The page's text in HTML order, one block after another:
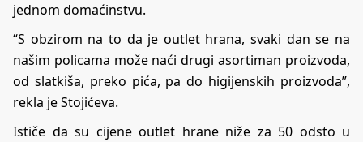
jednom domaćinstvu.
“S obzirom na to da je outlet hrana, svaki dan se na
našim policama može naći drugi asortiman proizvoda,
od slatkiša, preko pića, pa do higijenskih proizvoda”,
rekla je Stojićeva.
Ističe da su cijene outlet hrane niže za 50 odsto u